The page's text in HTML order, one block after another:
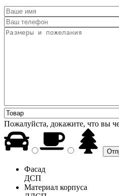
Пожалуйста, докажите, что вы
Фасад
ДСП
Материал корпуса